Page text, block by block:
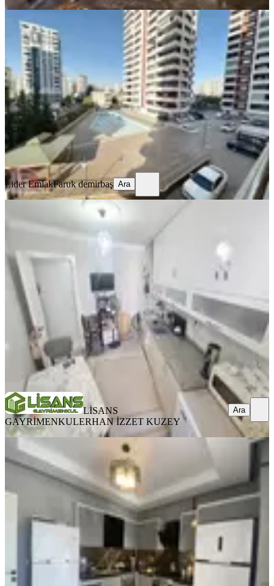
30 Bin Kira Getirili Havuz Güvenlik
Ful Yapılı Çok Geniş 1+1
Seyhan, Pınar Mahallesi
1+1·75 m²·1. Kat·07.08.2026
3.390.000 ₺
Lider EmlakFaruk demirbaş
Lider EmlakFaruk demirbaş Ara
Sevenler Pas.civ.sitede İçi Yapılı
K.mutfak 3+1 Ext.daire Kaçmaz
Seyhan, Pınar Mahallesi
3+1·170 m² 4. Kat
3.730.000 ₺
LİSANS GAYRİMENKUL ERHAN İZZET KUZEY
LİSANS
GAYRİMENKULERHAN İZZET KUZEY
Ara
Emr'den Aydınlar'da 4+1 Lüks
Havuzlu Güvenlikli Site Satılık
Seyhan, Aydınlar Mahallesi
·145 m² ·2. Kat 06.08.2026